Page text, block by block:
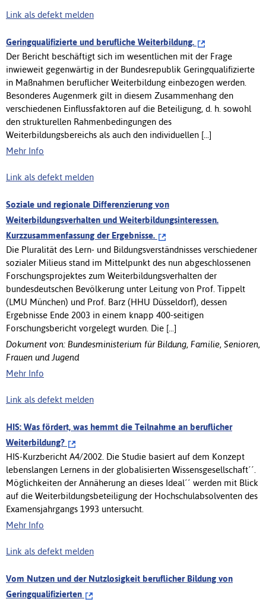
Link als defekt melden
Geringqualifizierte und berufliche Weiterbildung.
Der Bericht beschäftigt sich im wesentlichen mit der Frage
inwieweit gegenwärtig in der Bundesrepublik Geringqualifizierte
in Maßnahmen beruflicher Weiterbildung einbezogen werden.
Besonderes Augenmerk gilt in diesem Zusammenhang den
verschiedenen Einflussfaktoren auf die Beteiligung, d. h. sowohl
den strukturellen Rahmenbedingungen des
Weiterbildungsbereichs als auch den individuellen [...]
Mehr Info
Link als defekt melden
Soziale und regionale Differenzierung von
Weiterbildungsverhalten und Weiterbildungsinteressen.
Kurzzusammenfassung der Ergebnisse.
Die Pluralität des Lern- und Bildungsverständnisses verschiedener
sozialer Milieus stand im Mittelpunkt des nun abgeschlossenen
Forschungsprojektes zum Weiterbildungsverhalten der
bundesdeutschen Bevölkerung unter Leitung von Prof. Tippelt
(LMU München) und Prof. Barz (HHU Düsseldorf), dessen
Ergebnisse Ende 2003 in einem knapp 400-seitigen
Forschungsbericht vorgelegt wurden. Die [...]
Dokument von: Bundesministerium für Bildung, Familie, Senioren,
Frauen und Jugend
Mehr Info
Link als defekt melden
HIS: Was fördert, was hemmt die Teilnahme an beruflicher
Weiterbildung?
HIS-Kurzbericht A4/2002. Die Studie basiert auf dem Konzept
lebenslangen Lernens in der globalisierten Wissensgesellschaft´´.
Möglichkeiten der Annäherung an dieses Ideal´´ werden mit Blick
auf die Weiterbildungsbeteiligung der Hochschulabsolventen des
Examensjahrgangs 1993 untersucht.
Mehr Info
Link als defekt melden
Vom Nutzen und der Nutzlosigkeit beruflicher Bildung von
Geringqualifizierten